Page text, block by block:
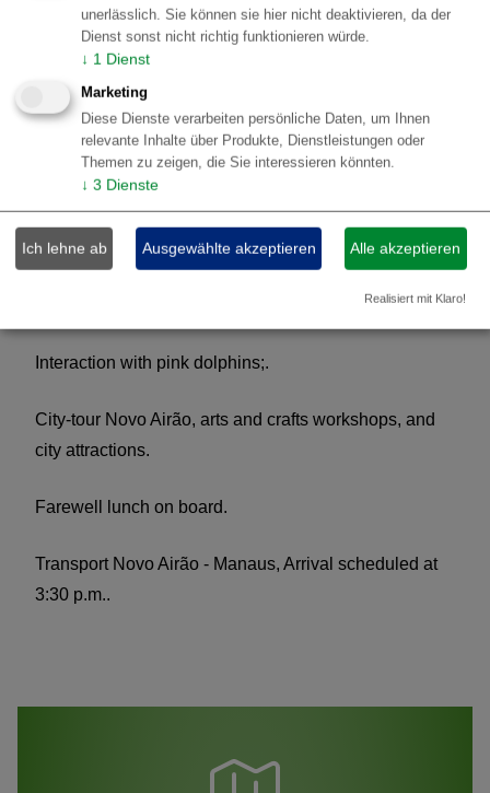
order to see ground mammals.
Waterfall shower at the end of the track.
Return to the IBAMA base, exit from the Park.
Amazonas Regenwald - Katerre
Kreuzfahrt Expedition (Ende 5-tägige
Arrangement)
Interaction with pink dolphins;.
City-tour Novo Airão, arts and crafts workshops, and
city attractions.
Farewell lunch on board.
Transport Novo Airão - Manaus, Arrival scheduled at
3:30 p.m..
unerlässlich. Sie können sie hier nicht deaktivieren, da der
Dienst sonst nicht richtig funktionieren würde.
↓ 1 Dienst
Marketing
Diese Dienste verarbeiten persönliche Daten, um Ihnen
relevante Inhalte über Produkte, Dienstleistungen oder
Themen zu zeigen, die Sie interessieren könnten.
↓ 3 Dienste
Ich lehne ab Ausgewählte akzeptieren Alle akzeptieren
Realisiert mit Klaro!